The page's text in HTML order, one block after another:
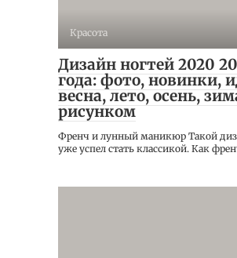
Красота
Дизайн ногтей 2020
года: фото, новинки,
весна, лето, осень,
рисунком
Френч и лунный маникюр Такой
уже успел стать классикой. Как